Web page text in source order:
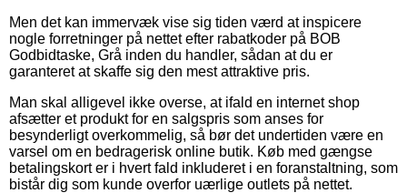
Men det kan immervæk vise sig tiden værd at inspicere
nogle forretninger på nettet efter rabatkoder på BOB
Godbidtaske, Grå inden du handler, sådan at du er
garanteret at skaffe sig den mest attraktive pris.
Man skal alligevel ikke overse, at ifald en internet shop
afsætter et produkt for en salgspris som anses for
besynderligt overkommelig, så bør det undertiden være en
varsel om en bedragerisk online butik. Køb med gængse
betalingskort er i hvert fald inkluderet i en foranstaltning, som
bistår dig som kunde overfor uærlige outlets på nettet.